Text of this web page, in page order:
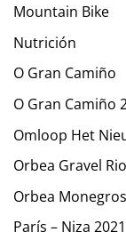
Mountain Bike
Nutrición
O Gran Camiño
O Gran Camiño
Omloop Het
Orbea Gravel
Orbea Monegros
París – Niza 2021